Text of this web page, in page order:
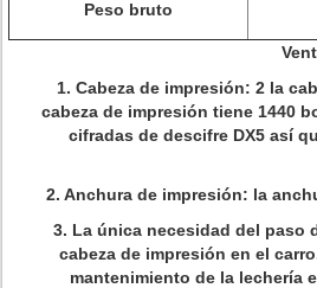
Peso bruto
1. Cabeza de impresión: 2 la
cabeza de impresión tiene 1440
cifradas de descifre DX5 así
2. Anchura de impresión: la
3. La única necesidad del paso
cabeza de impresión en el
mantenimiento de la lechería